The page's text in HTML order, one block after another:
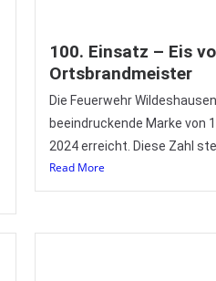
100. Einsatz – Eis
Ortsbrandmeister
Die Feuerwehr
beeindruckende Marke von
2024 erreicht. Diese Zahl
Read More